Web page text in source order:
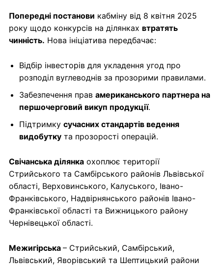
Попередні постанови кабміну від 8 квітня 2025
року щодо конкурсів на ділянках втратять
чинність. Нова ініціатива передбачає:
Відбір інвесторів для укладення угод про
розподіл вуглеводнів за прозорими правилами.
Забезпечення прав американського партнера на
першочерговий викуп продукції.
Підтримку сучасних стандартів ведення
видобутку та прозорості операцій.
Свічанська ділянка охоплює території
Стрийського та Самбірського районів Львівської
області, Верховинського, Калуського, Івано-
Франківського, Надвірнянського районів Івано-
Франківської області та Вижницького району
Чернівецької області.
Межигірська – Стрийський, Самбірський,
Львівський, Яворівський та Шептицький райони